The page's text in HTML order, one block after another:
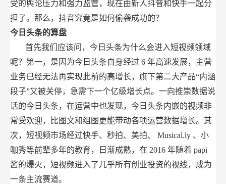
受的舆论压力和强力监管，现在由新人抖音和快手一起分
担了。那么，抖音究竟是如何偷袭成功的？
今日头条的算盘
首先我们应该问，今日头条为什么会进入短视频领域
呢？第一，是因为今日头条自身经过 6 年高速发展，主营
业务已经无法再实现此前的高增长，旗下第二大产品“内涵
段子”又被关停，急需下一个亿级增长点。一向推崇数据说
话的今日头条，在运营中也发现，今日头条内嵌的视频非
常受欢迎，比图文和组图更能带动各项运营数据增长。其
次，短视频市场经过快手、秒拍、美拍、 Musical.ly 、小
咖秀等前辈多年的教育，日渐成熟，在 2016 年随着 papi
酱的爆火，短视频进入了几乎所有创业投资的视线，成为
一条主流赛道。